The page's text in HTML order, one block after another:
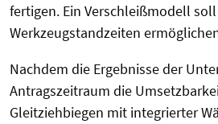
fertigen. Ein Verschleißmodell
Werkzeugstandzeiten
Nachdem die Ergebnisse der
Antragszeitraum die
Gleitziehbiegen mit integrierter